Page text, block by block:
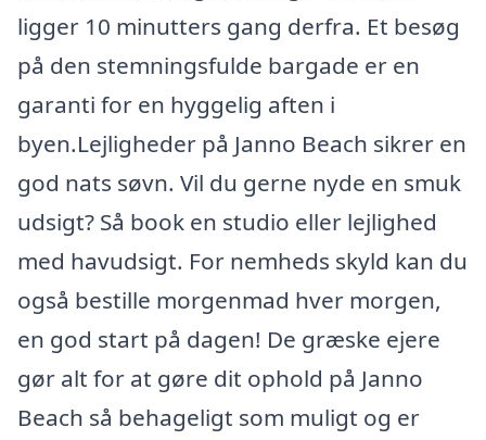
ligger 10 minutters gang derfra. Et besøg
på den stemningsfulde bargade er en
garanti for en hyggelig aften i
byen.Lejligheder på Janno Beach sikrer en
god nats søvn. Vil du gerne nyde en smuk
udsigt? Så book en studio eller lejlighed
med havudsigt. For nemheds skyld kan du
også bestille morgenmad hver morgen,
en god start på dagen! De græske ejere
gør alt for at gøre dit ophold på Janno
Beach så behageligt som muligt og er